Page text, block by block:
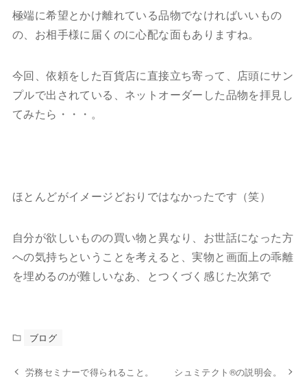
極端に希望とかけ離れている品物でなければいいもの
の、お相手様に届くのに心配な面もありますね。
今回、依頼をした百貨店に直接立ち寄って、店頭にサン
プルで出されている、ネットオーダーした品物を拝見し
てみたら・・・。
ほとんどがイメージどおりではなかったです（笑）
自分が欲しいものの買い物と異なり、お世話になった方
への気持ちということを考えると、実物と画面上の乖離
を埋めるのが難しいなあ、とつくづく感じた次第で
ブログ
労務セミナーで得られること。 シュミテクト®の説明会。